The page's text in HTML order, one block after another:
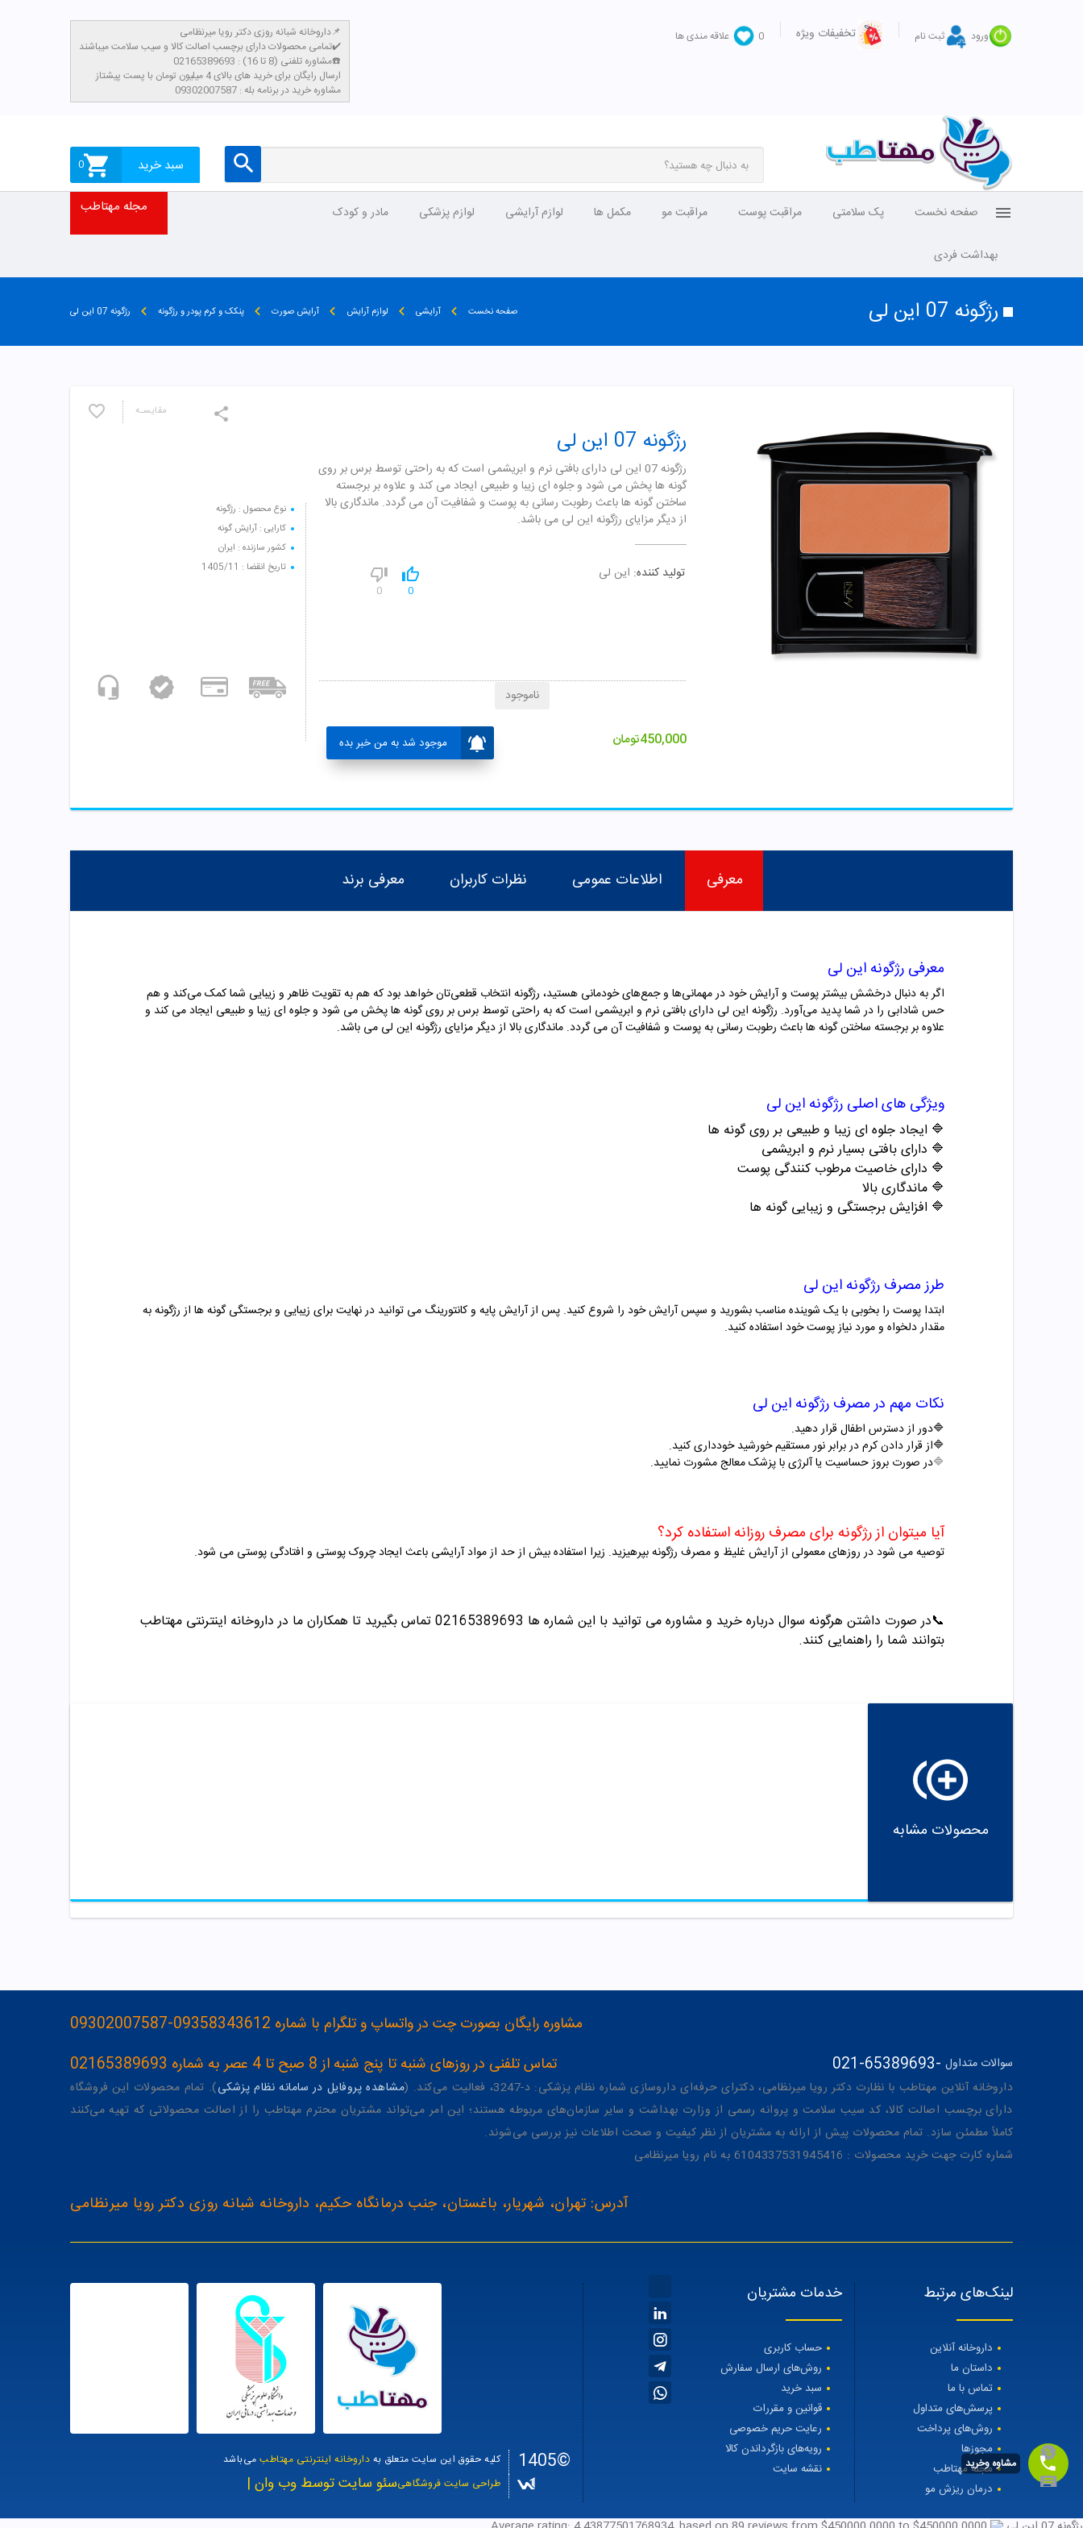
ورود ثبت نام تخفیفات ویژه 0 علاقه مندی ها
داروخانه شبانه روزی دکتر رویا میرنظامی📌
تمامی محصولات دارای برچسب اصالت کالا و سیب سلامت میباشند✔️
مشاوره تلفنی (8 تا 16) : 02165389693☎️
​ارسال رایگان برای خرید های بالای 4 میلیون تومان با پست پیشتاز
مشاوره خرید در برنامه بله : 09302007587
سبد خرید 0
صفحه نخست پک سلامتی مراقبت پوست مراقبت مو مکمل ها لوازم آرایشی لوازم پزشکی مادر و کودک
بهداشت فردی
مجله مهتاطب
رژگونه 07 این لی صفحه نخست آرایشی لوازم آرایش آرایش صورت پنکک و کرم پودر و رژگونه رژگونه 07 این لی
مقایسـه
نوع محصول : رژگونه
کارایی : آرایش گونه
کشور سازنده : ایران
تاریخ انقضا : 1405/11
رژگونه 07 این لی
رژگونه 07 این لی دارای بافتی نرم و ابریشمی است که به راحتی توسط برس بر روی
گونه ها پخش می شود و جلوه ای زیبا و طبیعی ایجاد می کند و علاوه بر برجسته
ساختن گونه ها باعث رطوبت رسانی به پوست و شفافیت آن می گردد. ماندگاری بالا
از دیگر مزایای رژگونه این لی می باشد.
تولید کننده: این لی
0
0
450,000تومان موجود شد به من خبر بده
ناموجود
معرفی اطلاعات عمومی نظرات کاربران معرفی برند
معرفی رژگونه این لی
اگر به دنبال درخشش بیشتر پوست و آرایش خود در مهمانی‌ها و جمع‌های خودمانی هستید، رژگونه‌ انتخاب قطعی‌تان خواهد بود که هم به تقویت ظاهر و زیبایی شما کمک می‌کند و هم
حس شادابی را در شما پدید می‌آورد. رژگونه این لی دارای بافتی نرم و ابریشمی است که به راحتی توسط برس بر روی گونه ها پخش می شود و جلوه ای زیبا و طبیعی ایجاد می کند و
علاوه بر برجسته ساختن گونه ها باعث رطوبت رسانی به پوست و شفافیت آن می گردد. ماندگاری بالا از دیگر مزایای رژگونه این لی می باشد.
ویژگی های اصلی رژگونه این لی
🔷 ایجاد جلوه ای زیبا و طبیعی بر روی گونه ها
🔷 دارای بافتی بسیار نرم و ابریشمی
🔷 دارای خاصیت مرطوب کنندگی پوست
🔷 ماندگاری بالا
🔷 افزایش برجستگی و زیبایی گونه ها
طرز مصرف رژگونه این لی
ابتدا پوست را بخوبی با یک شوینده مناسب بشورید و سپس آرایش خود را شروع کنید. پس از آرایش پایه و کانتورینگ می توانید در نهایت برای زیبایی و برجستگی گونه ها از رژگونه به
مقدار دلخواه و مورد نیاز پوست خود استفاده کنید.
نکات مهم در مصرف رژگونه این لی
🔷دور از دسترس اطفال قرار دهید.
🔷از قرار دادن کرم در برابر نور مستقیم خورشید خودداری کنید.
🔷در صورت بروز حساسیت یا آلرژی با پزشک معالج مشورت نمایید.
آیا میتوان از رژگونه برای مصرف روزانه استفاده کرد؟
توصیه می شود در روزهای معمولی از آرایش غلیظ و مصرف رژگونه بپرهیزید. زیرا استفاده بیش از حد از مواد آرایشی باعث ایجاد چروک پوستی و افتادگی پوستی می شود.
📞در صورت داشتن هرگونه سوال درباره خرید و مشاوره می توانید با این شماره ها 02165389693
تماس بگیرید تا همکاران ما در داروخانه اینترنتی مهتاطب
بتوانند شما را راهنمایی کنند.
محصولات مشابه
مشاوره رایگان بصورت چت در واتساپ و تلگرام با شماره 09358343612-09302007587
تماس تلفنی در روزهای شنبه تا پنج شنبه از 8 صبح تا 4 عصر به شماره 02165389693
021-65389693 سوالات متداول -
داروخانه آنلاین مهتاطب با نظارت دکتر رویا میرنظامی، دکترای حرفه‌ای داروسازی شماره نظام پزشکی: د-3247، فعالیت می‌کند. ( مشاهده پروفایل در سامانه نظام پزشکی). تمام محصولات این فروشگاه
دارای برچسب اصالت کالا، کد سیب سلامت و پروانه رسمی از وزارت بهداشت و سایر سازمان‌های مربوطه هستند؛ این امر می‌تواند مشتریان محترم مهتاطب را از اصالت محصولاتی که تهیه می‌کنند
کاملاً مطمئن سازد. تمام محصولات پیش از ارائه به مشتریان از نظر کیفیت و صحت اطلاعات نیز بررسی می‌شوند.
شماره کارت جهت خرید محصولات : 6104337531945416 به نام رویا میرنظامی
آدرس: تهران، شهریار، باغستان، جنب درمانگاه حکیم، داروخانه شبانه روزی دکتر رویا میرنظامی
لینک‌های مرتبط
داروخانه آنلاین
داستان ما
تماس با ما
پرسش‌های متداول
روش‌های پرداخت
مجوزها
مجله مهتاطب
درمان ریزش مو
خدمات مشتریان
حساب کاربری
روش‌های ارسال سفارش
سبد خرید
قوانین و مقررات
رعایت حریم خصوصی
رویه‌های بازگرداندن کالا
نقشه سایت
©1405 کلیه حقوق این سایت متعلق به داروخانه اینترنتی مهتاطب می‌باشد
سئو سایت توسط وب وان |طراحی سایت فروشگاهی
مشاوه وخرید